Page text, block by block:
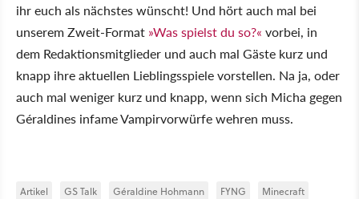
ihr euch als nächstes wünscht! Und hört auch mal bei
unserem Zweit-Format »Was spielst du so?« vorbei, in
dem Redaktionsmitglieder und auch mal Gäste kurz und
knapp ihre aktuellen Lieblingsspiele vorstellen. Na ja, oder
auch mal weniger kurz und knapp, wenn sich Micha gegen
Géraldines infame Vampirvorwürfe wehren muss.
Artikel GS Talk Géraldine Hohmann FYNG Minecraft